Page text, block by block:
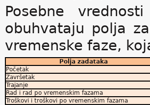
Posebne
obuhvataju polja
vremenske faze,
Polja zadataka
Početak
Završetak
Trajanje
Rad i rad po vremenskim fazama
Troškovi i troškovi po vremenskim fazama